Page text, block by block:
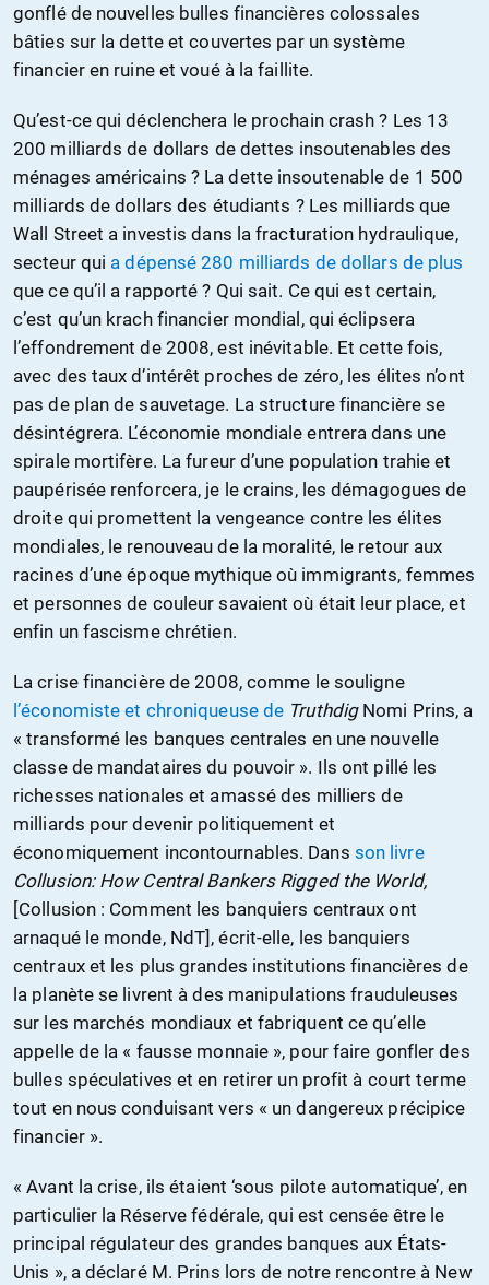
gonflé de nouvelles bulles financières colossales
bâties sur la dette et couvertes par un système
financier en ruine et voué à la faillite.
Qu’est-ce qui déclenchera le prochain crash ? Les 13
200 milliards de dollars de dettes insoutenables des
ménages américains ? La dette insoutenable de 1 500
milliards de dollars des étudiants ? Les milliards que
Wall Street a investis dans la fracturation hydraulique,
secteur qui a dépensé 280 milliards de dollars de plus
que ce qu’il a rapporté ? Qui sait. Ce qui est certain,
c’est qu’un krach financier mondial, qui éclipsera
l’effondrement de 2008, est inévitable. Et cette fois,
avec des taux d’intérêt proches de zéro, les élites n’ont
pas de plan de sauvetage. La structure financière se
désintégrera. L’économie mondiale entrera dans une
spirale mortifère. La fureur d’une population trahie et
paupérisée renforcera, je le crains, les démagogues de
droite qui promettent la vengeance contre les élites
mondiales, le renouveau de la moralité, le retour aux
racines d’une époque mythique où immigrants, femmes
et personnes de couleur savaient où était leur place, et
enfin un fascisme chrétien.
La crise financière de 2008, comme le souligne
l’économiste et chroniqueuse de TruthdigNomi Prins, a
« transformé les banques centrales en une nouvelle
classe de mandataires du pouvoir ». Ils ont pillé les
richesses nationales et amassé des milliers de
milliards pour devenir politiquement et
économiquement incontournables. Dans son livre
Collusion: How Central Bankers Rigged the World,
[Collusion : Comment les banquiers centraux ont
arnaqué le monde, NdT], écrit-elle, les banquiers
centraux et les plus grandes institutions financières de
la planète se livrent à des manipulations frauduleuses
sur les marchés mondiaux et fabriquent ce qu’elle
appelle de la « fausse monnaie », pour faire gonfler des
bulles spéculatives et en retirer un profit à court terme
tout en nous conduisant vers « un dangereux précipice
financier ».
« Avant la crise, ils étaient ‘sous pilote automatique’, en
particulier la Réserve fédérale, qui est censée être le
principal régulateur des grandes banques aux États-
Unis », a déclaré M. Prins lors de notre rencontre à New